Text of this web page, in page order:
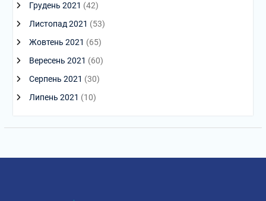
Грудень 2021 (42)
Листопад 2021 (53)
Жовтень 2021 (65)
Вересень 2021 (60)
Серпень 2021 (30)
Липень 2021 (10)